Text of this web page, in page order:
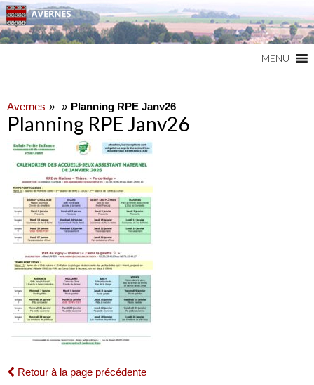
MENU
Avernes Planning RPE Janv26
Planning RPE Janv26
Retour à la page précédente